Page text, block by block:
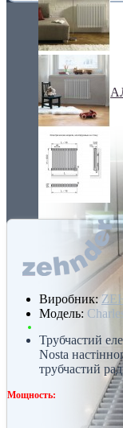
Виробник:
Модель:
Трубчастий
Nosta
трубчастий
Мощность: